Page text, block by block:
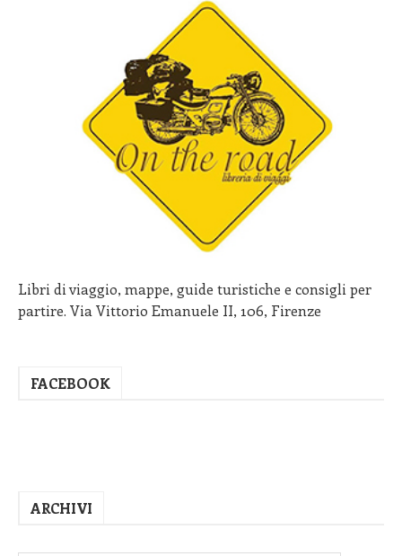
Libri di viaggio, mappe, guide turistiche e consigli per
partire. Via Vittorio Emanuele II, 106, Firenze
FACEBOOK
ARCHIVI